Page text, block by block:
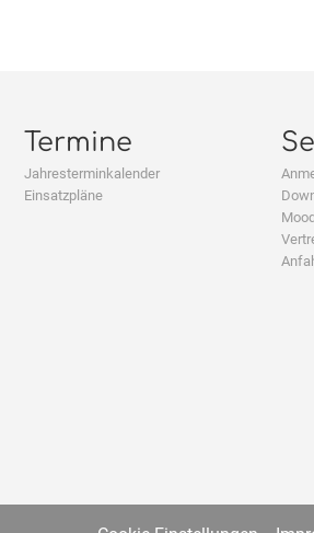
Termine
Jahresterminkalender
Einsatzpläne